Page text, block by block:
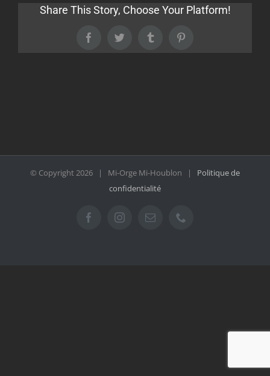
Share This Story, Choose Your Platform!
FacebookTwitter Tumblr
© Copyright2026 | Mi-Orge Mi-Houblon | Politique de
confidentialité
FacebookInstagramEmail